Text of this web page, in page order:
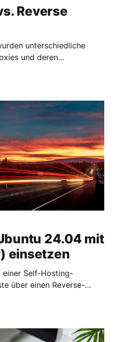
Reverse
unterschiedliche
und deren
beiden versucht dieser
moderner IT-
eine
24.04 mit
einsetzen
einer Self-Hosting-
über einen Reverse-
Angriffe
sind, werden